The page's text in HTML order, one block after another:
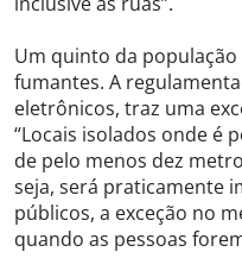
Um quinto da
fumantes. A
eletrônicos, traz uma
“Locais isolados onde é
de pelo menos dez
seja, será praticamente
públicos, a exceção no
quando as pessoas